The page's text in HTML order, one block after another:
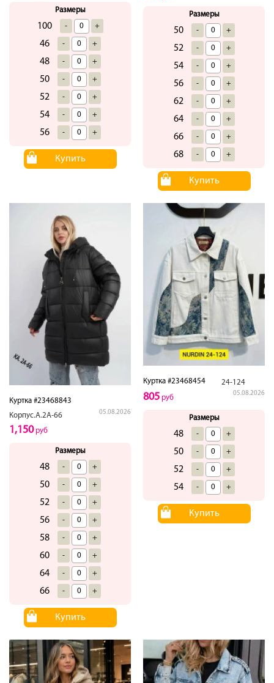
Размеры
100 - +
46 - +
48 - +
50 - +
52 - +
54 - +
56 - +
Купить
Размеры
50 - +
52 - +
54 - +
56 - +
62 - +
64 - +
66 - +
68 - +
Купить
Куртка #23468843
Корпус.А.2А-66
05.08.2026
1,150руб
Размеры
48 - +
50 - +
52 - +
56 - +
58 - +
60 - +
64 - +
66 - +
Купить
Куртка #23468454 24-124
05.08.2026
805 руб
Размеры
48 - +
50 - +
52 - +
54 - +
Купить